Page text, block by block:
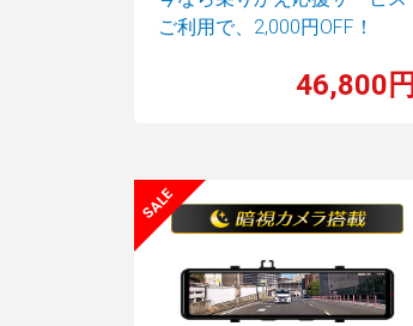
ご利用で、 2,000円OFF！
46,800円